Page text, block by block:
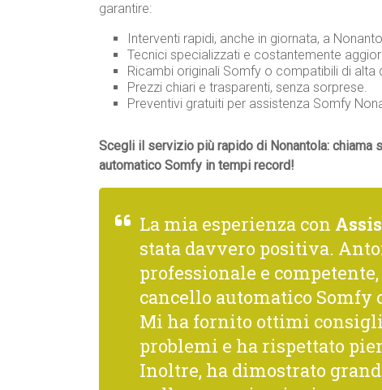
garantire:
Interventi rapidi, anche in giornata, a
Tecnici specializzati e costantemente
Ricambi originali Somfy o compatibili di alta
Prezzi chiari e trasparenti, senza sorprese.
Preventivi gratuiti per assistenza Somfy
Scegli il servizio più rapido di Nonantola: chiama
automatico Somfy in tempi record!
La mia esperienza con
stata davvero positiva.
professionale e
cancello automatico Somfy
Mi ha fornito ottimi
problemi e ha rispettato
Inoltre, ha dimostrato